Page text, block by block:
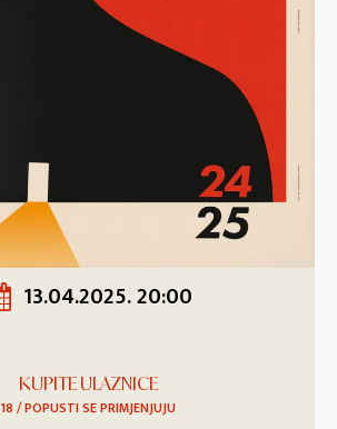
13.04.2025. 20:00
KUPITE ULAZNICE
18 / POPUSTI SE PRIMJENJUJU